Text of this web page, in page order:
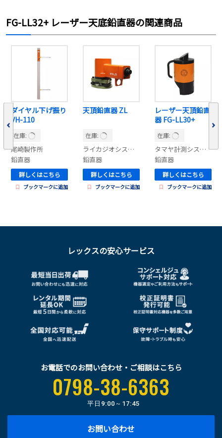
FG-LL32+ レーザー天底鉛直器の関連商品
ダイヤル下げ振り
VH-110
在庫:
尾崎製作所
鉛直器
詳しくはこちら
ブックマークに追加
天頂鉛直器 ZL
在庫:
ライカジオシステムズ
鉛直器
詳しくはこちら
ブックマークに追加
レーザー天頂鉛直
器 FG-LL30+
在庫:
タマヤ計測システム
鉛直器
詳しくはこちら
ブックマークに追加
レックスの安心サービス
お電話でのお問い合わせ・ご相談はこちら
0798-38-6363
平日 9:00～17:45
お問い合わせ